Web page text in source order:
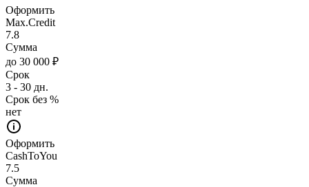
Оформить
Max.Credit
7.8
Сумма
до 30 000 ₽
Срок
3 - 30 дн.
Срок без %
нет
Оформить
CashToYou
7.5
Сумма